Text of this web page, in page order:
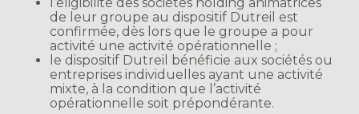
de leur groupe au dispositif Dutreil est
confirmée, dès lors que le groupe a pour
activité une activité opérationnelle ;
le dispositif Dutreil bénéficie aux sociétés ou
entreprises individuelles ayant une activité
mixte, à la condition que l’activité
opérationnelle soit prépondérante.